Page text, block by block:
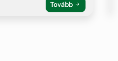
Tovább